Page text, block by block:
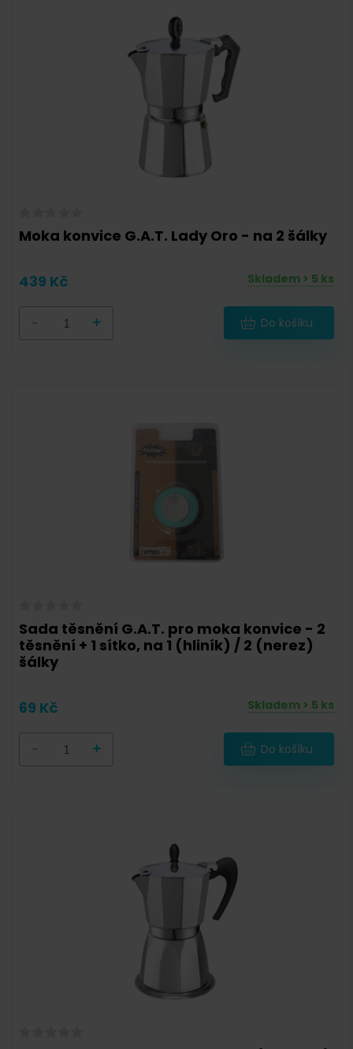
Moka konvice G.A.T. Lady Oro - na 2 šálky
439 Kč Skladem > 5 ks
+ Do košíku
Sada těsnění G.A.T. pro moka konvice - 2
těsnění + 1 sítko, na 1 (hliník) / 2 (nerez)
šálky
69 Kč Skladem > 5 ks
+ Do košíku